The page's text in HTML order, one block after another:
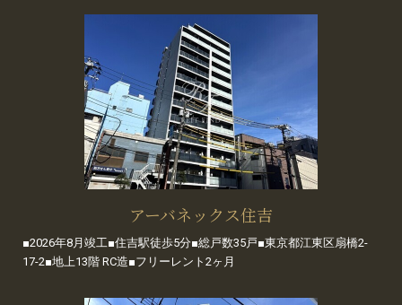
アーバネックス住吉
■2026年8月竣工■住吉駅徒歩5分■総戸数35戸■東京都江東区扇橋2-
17-2■地上13階 RC造■フリーレント2ヶ月